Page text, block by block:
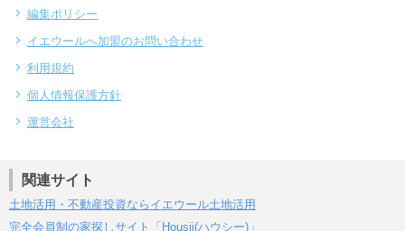
編集ポリシー
イエウールへ加盟のお問い合わせ
利用規約
個人情報保護方針
運営会社
関連サイト
土地活用・不動産投資ならイエウール土地活用
完全会員制の家探しサイト「Housii(ハウシー)」